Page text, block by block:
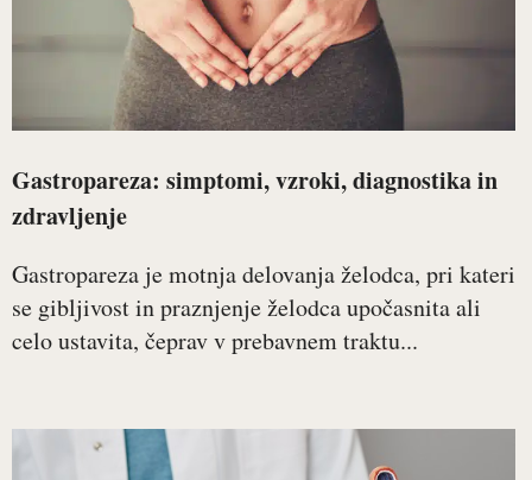
Gastropareza: simptomi, vzroki, diagnostika in
zdravljenje
Gastropareza je motnja delovanja želodca, pri kateri
se gibljivost in praznjenje želodca upočasnita ali
celo ustavita, čeprav v prebavnem traktu...